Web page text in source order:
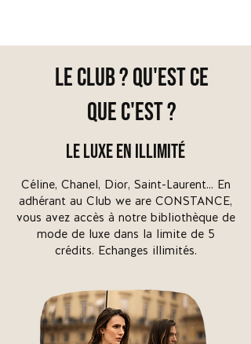
le club ? qu'est ce
que c'est ?
LE LUXE EN ILLIMITÉ
Céline, Chanel, Dior, Saint-Laurent... En
adhérant au Club we are CONSTANCE,
vous avez accès à notre bibliothèque de
mode de luxe dans la limite de 5
crédits. Echanges illimités.